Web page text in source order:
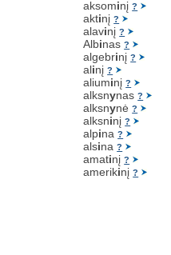
aksominį?
aktinį?
alavinį?
Albinas?
algebrinį?
alinį?
aliuminį?
alksnynas?
alksnynė?
alksninį?
alpina?
alsina?
amatinį?
amerikinį?